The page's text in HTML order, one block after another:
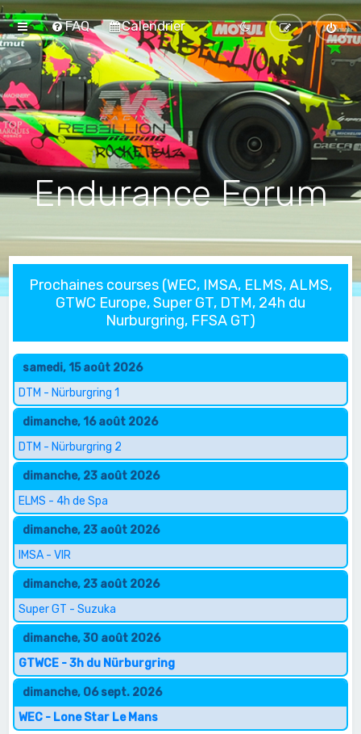
FAQ Calendrier
Endurance Forum
Prochaines courses (WEC, IMSA, ELMS, ALMS,
GTWC Europe, Super GT, DTM, 24h du
Nurburgring, FFSA GT)
samedi, 15 août 2026
DTM - Nürburgring 1
dimanche, 16 août 2026
DTM - Nürburgring 2
dimanche, 23 août 2026
ELMS - 4h de Spa
dimanche, 23 août 2026
IMSA - VIR
dimanche, 23 août 2026
Super GT - Suzuka
dimanche, 30 août 2026
GTWCE - 3h du Nürburgring
dimanche, 06 sept. 2026
WEC - Lone Star Le Mans